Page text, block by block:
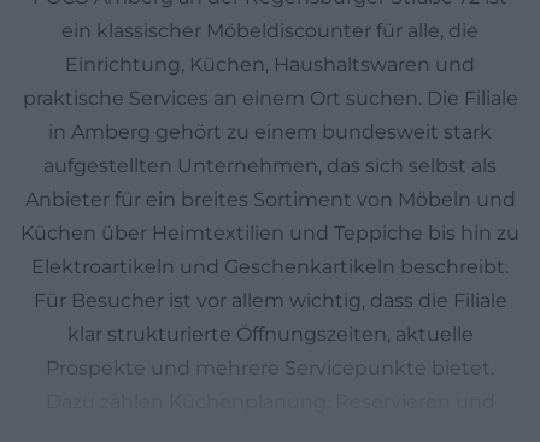
ein klassischer Möbeldiscounter für alle, die
Einrichtung, Küchen, Haushaltswaren und
praktische Services an einem Ort suchen. Die Filiale
in Amberg gehört zu einem bundesweit stark
aufgestellten Unternehmen, das sich selbst als
Anbieter für ein breites Sortiment von Möbeln und
Küchen über Heimtextilien und Teppiche bis hin zu
Elektroartikeln und Geschenkartikeln beschreibt.
Für Besucher ist vor allem wichtig, dass die Filiale
klar strukturierte Öffnungszeiten, aktuelle
Prospekte und mehrere Servicepunkte bietet.